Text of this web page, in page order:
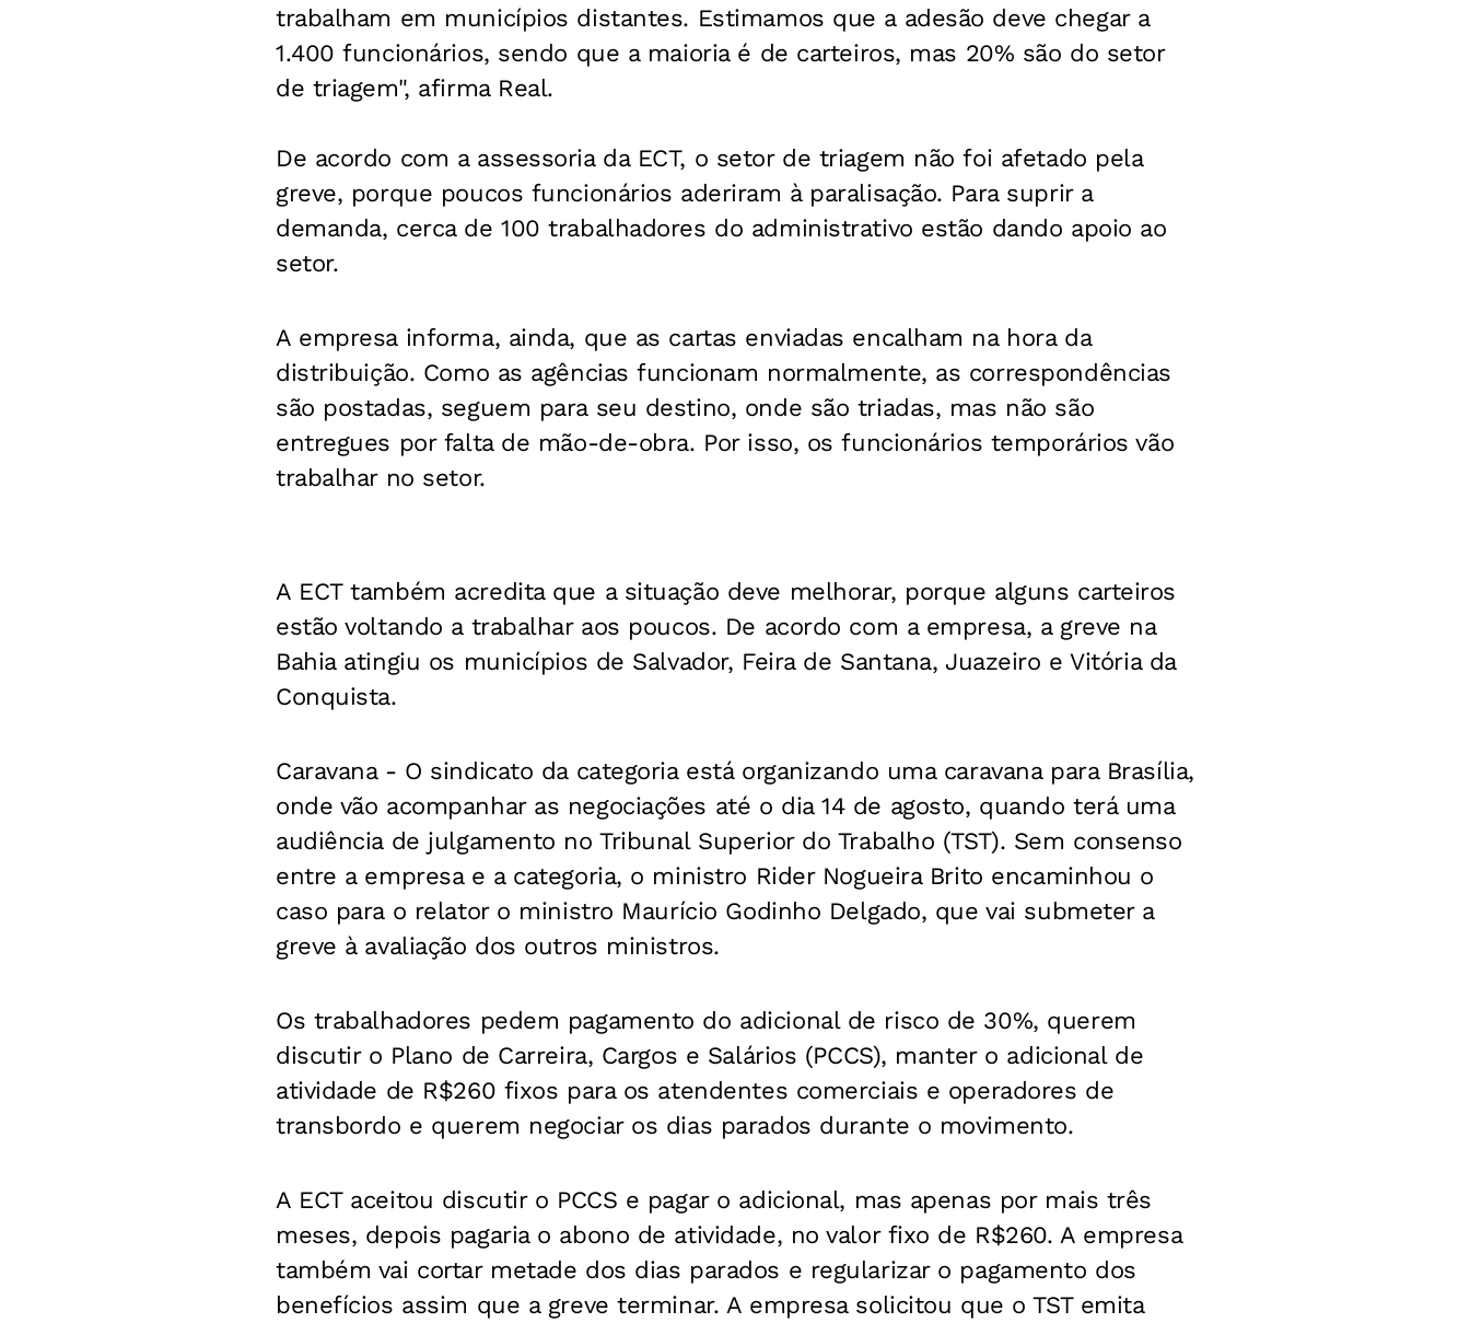
trabalham em municípios distantes. Estimamos que a adesão deve chegar a
1.400 funcionários, sendo que a maioria é de carteiros, mas 20% são do setor
de triagem", afirma Real.
De acordo com a assessoria da ECT, o setor de triagem não foi afetado pela
greve, porque poucos funcionários aderiram à paralisação. Para suprir a
demanda, cerca de 100 trabalhadores do administrativo estão dando apoio ao
setor.
A empresa informa, ainda, que as cartas enviadas encalham na hora da
distribuição. Como as agências funcionam normalmente, as correspondências
são postadas, seguem para seu destino, onde são triadas, mas não são
entregues por falta de mão-de-obra. Por isso, os funcionários temporários vão
trabalhar no setor.
A ECT também acredita que a situação deve melhorar, porque alguns carteiros
estão voltando a trabalhar aos poucos. De acordo com a empresa, a greve na
Bahia atingiu os municípios de Salvador, Feira de Santana, Juazeiro e Vitória da
Conquista.
Caravana - O sindicato da categoria está organizando uma caravana para Brasília,
onde vão acompanhar as negociações até o dia 14 de agosto, quando terá uma
audiência de julgamento no Tribunal Superior do Trabalho (TST). Sem consenso
entre a empresa e a categoria, o ministro Rider Nogueira Brito encaminhou o
caso para o relator o ministro Maurício Godinho Delgado, que vai submeter a
greve à avaliação dos outros ministros.
Os trabalhadores pedem pagamento do adicional de risco de 30%, querem
discutir o Plano de Carreira, Cargos e Salários (PCCS), manter o adicional de
atividade de R$260 fixos para os atendentes comerciais e operadores de
transbordo e querem negociar os dias parados durante o movimento.
A ECT aceitou discutir o PCCS e pagar o adicional, mas apenas por mais três
meses, depois pagaria o abono de atividade, no valor fixo de R$260. A empresa
também vai cortar metade dos dias parados e regularizar o pagamento dos
benefícios assim que a greve terminar. A empresa solicitou que o TST emita